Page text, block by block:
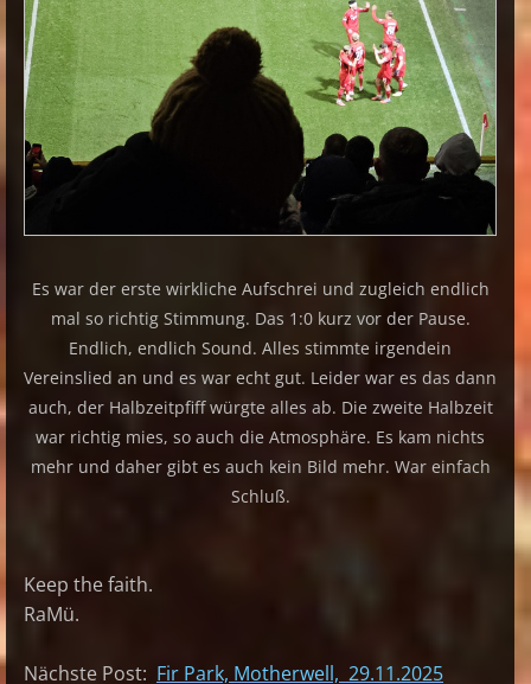
Es war der erste wirkliche Aufschrei und zugleich endlich
mal so richtig Stimmung. Das 1:0 kurz vor der Pause.
Endlich, endlich Sound. Alles stimmte irgendein
Vereinslied an und es war echt gut. Leider war es das dann
auch, der Halbzeitpfiff würgte alles ab. Die zweite Halbzeit
war richtig mies, so auch die Atmosphäre. Es kam nichts
mehr und daher gibt es auch kein Bild mehr. War einfach
Schluß.
Keep the faith.
RaMü.
Nächste Post: Fir Park, Motherwell, 29.11.2025